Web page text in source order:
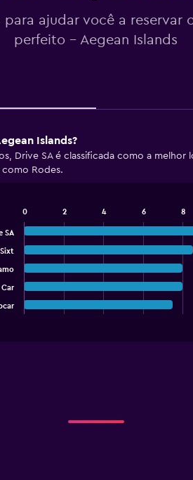
para ajudar você a reservar
perfeito - Aegean Islands
Islands?
Drive SA é classificada como a melhor
como Rodes.
SA
Sixt
Car
0 2 4 6 8